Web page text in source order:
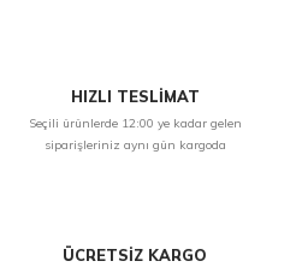
HIZLI TESLİMAT
Seçili ürünlerde 12:00 ye kadar gelen
siparişleriniz aynı gün kargoda
ÜCRETSİZ KARGO